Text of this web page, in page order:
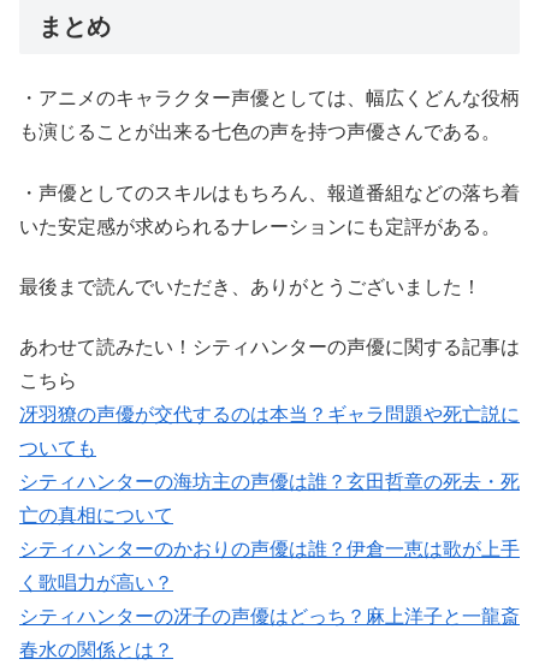
まとめ
・アニメのキャラクター声優としては、幅広くどんな役柄
も演じることが出来る七色の声を持つ声優さんである。
・声優としてのスキルはもちろん、報道番組などの落ち着
いた安定感が求められるナレーションにも定評がある。
最後まで読んでいただき、ありがとうございました！
あわせて読みたい！シティハンターの声優に関する記事は
こちら
冴羽獠の声優が交代するのは本当？ギャラ問題や死亡説に
ついても
シティハンターの海坊主の声優は誰？玄田哲章の死去・死
亡の真相について
シティハンターのかおりの声優は誰？伊倉一恵は歌が上手
く歌唱力が高い？
シティハンターの冴子の声優はどっち？麻上洋子と一龍斎
春水の関係とは？